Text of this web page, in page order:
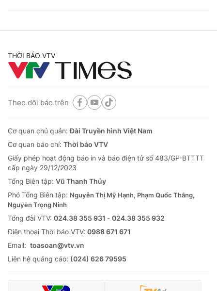
THỜI BÁO VTV
Theo dõi báo trên
Cơ quan chủ quản:Đài Truyền hình Việt Nam
Cơ quan báo chí: Thời báo VTV
Giấy phép hoạt động báo in và báo điện tử số 483/GP-BTTTT
cấp ngày 29/12/2023
Tổng Biên tập: Vũ Thanh Thủy
Phó Tổng Biên tập: Nguyễn Thị Mỹ Hạnh, Phạm Quốc Thắng,
Nguyễn Trọng Ninh
Tổng đài VTV: 024.38 355 931 - 024.38 355 932
Ðiện thoại Thời báo VTV: 0988 671 671
Email: toasoan@vtv.vn
Liên hệ quảng cáo: (024) 626 79595